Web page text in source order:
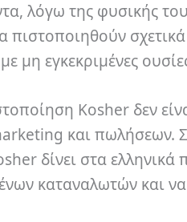
λόγω της φυσικής
μη εγκεκριμένες
Kosher δεν
και πωλήσεων.
δίνει στα
καταναλωτών και να